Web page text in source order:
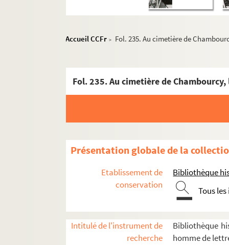
Accueil CCFr > Fol. 235. Au cimetière de
Fol. 235. Au cimetière de
Présentation globale de la
Etablissement de
conservation
Bibliothèque
Tous
Intitulé de l'instrument de
recherche
Bibliothèque
homme de
Paul Jarry. Notes et textes sur des localités
Paul Jarry. Histoire et archéologie.